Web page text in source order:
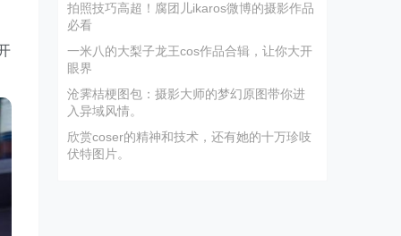
拍照技巧高超！腐团儿ikaros微博的摄影作品
必看
一米八的大梨子龙王cos作品合辑，让你大开
眼界
沧霁桔梗图包：摄影大师的梦幻原图带你进
入异域风情。
欣赏coser的精神和技术，还有她的十万珍吱
伏特图片。